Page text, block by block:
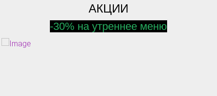
АКЦИИ
-30% на утреннее меню